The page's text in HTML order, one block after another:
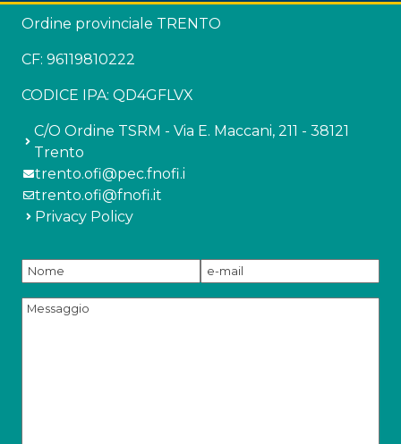
Ordine provinciale TRENTO
CF: 96119810222
CODICE IPA: QD4GFLVX
C/O Ordine TSRM - Via E. Maccani, 211 - 38121
Trento
trento.ofi@pec.fnofi.i
trento.ofi@fnofi.it
Privacy Policy